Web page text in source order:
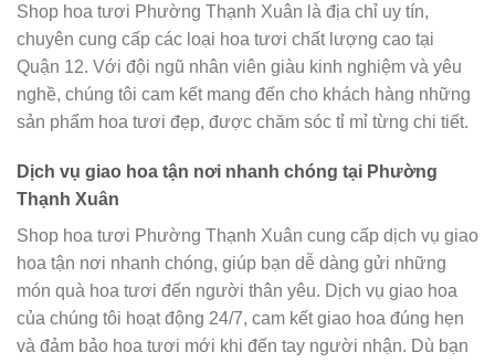
Shop hoa tươi Phường Thạnh Xuân là địa chỉ uy tín,
chuyên cung cấp các loại hoa tươi chất lượng cao tại
Quận 12. Với đội ngũ nhân viên giàu kinh nghiệm và yêu
nghề, chúng tôi cam kết mang đến cho khách hàng những
sản phẩm hoa tươi đẹp, được chăm sóc tỉ mỉ từng chi tiết.
Dịch vụ giao hoa tận nơi nhanh chóng tại Phường
Thạnh Xuân
Shop hoa tươi Phường Thạnh Xuân cung cấp dịch vụ giao
hoa tận nơi nhanh chóng, giúp bạn dễ dàng gửi những
món quà hoa tươi đến người thân yêu. Dịch vụ giao hoa
của chúng tôi hoạt động 24/7, cam kết giao hoa đúng hẹn
và đảm bảo hoa tươi mới khi đến tay người nhận. Dù bạn